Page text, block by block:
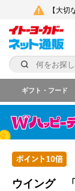
【大
ギフト・フード
ウイング